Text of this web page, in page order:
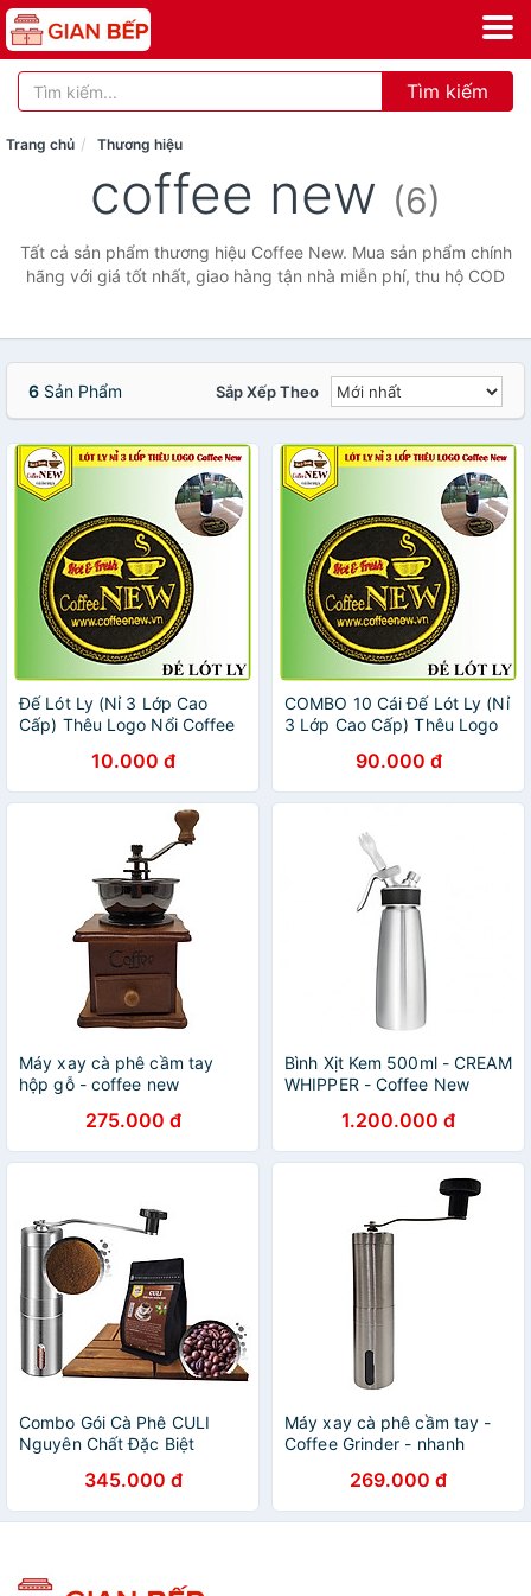
Tìm kiếm
Trang chủ Thương hiệu
coffee new (6)
Tất cả sản phẩm thương hiệu Coffee New. Mua sản phẩm chính
hãng với giá tốt nhất, giao hàng tận nhà miễn phí, thu hộ COD
6 Sản Phẩm Sắp Xếp Theo
Đế Lót Ly (Nỉ 3 Lớp Cao
Cấp) Thêu Logo Nổi Coffee
Thấm nước nhanh - Nhỏ,
gọn, Đẹp_Coffee New
10.000 đ
COMBO 10 Cái Đế Lót Ly (Nỉ
3 Lớp Cao Cấp) Thêu Logo
kính 9cm - Thấm nước
nhanh - Nhỏ, gọn,
Đẹp_Coffee New
90.000 đ
Máy xay cà phê cầm tay
hộp gỗ - coffee new
275.000 đ
Bình Xịt Kem 500ml - CREAM
WHIPPER - Coffee New
1.200.000 đ
Combo Gói Cà Phê CULI
Nguyên Chất Đặc Biệt
Cà Phê Cầm Tay - Coffee
New
345.000 đ
Máy xay cà phê cầm tay -
Coffee Grinder - nhanh
Coffee New269.000 đ